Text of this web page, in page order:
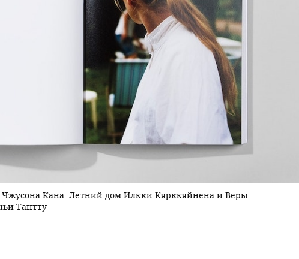
Чжусона Кана. Летний дом Илкки Кярккяйнена и Веры
Тантту